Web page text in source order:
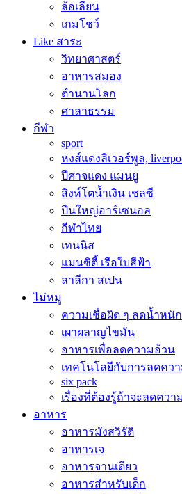
ล้อเลียน
เกมโชว์
Like สาระ
วิทยาศาสตร์
อาหารสมอง
ตำนานโลก
ศาลาธรรม
กีฬา
sport
หงส์แดงลิเวอร์พูล,
ปีศาจแดง แมนยู
สิงห์โตน้ำเงิน เชลซี
ปืนใหญ่อาร์เซนอล
กีฬาไทย
เทนนิส
แมนซิตี้ เรือใบสีฟ้า
ลาลีกา สเปน
ไม่หมู
ความเชื่อผิด ๆ ลดน้ำหนัก
เผาผลาญไขมัน
อาหารเพื่อลดความอ้วน
เทคโนโลยีกับการลดคว
six pack
เรื่องที่ต้องรู้ถ้าจะลดควา
อาหาร
อาหารมังสวิรัติ
อาหารเจ
อาหารจานเดียว
อาหารสำหรับเด็ก